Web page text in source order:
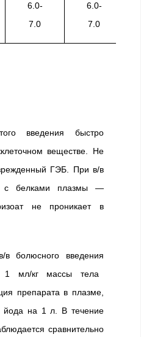
6.0-
7.0
6.0-
7.0
введения быстро
веществе. Не
ГЭБ. При в/в
с белками плазмы —
не проникает в
болюсного введения
1 мл/кг массы тела
препарата в плазме,
йода на 1 л. В течение
сравнительно